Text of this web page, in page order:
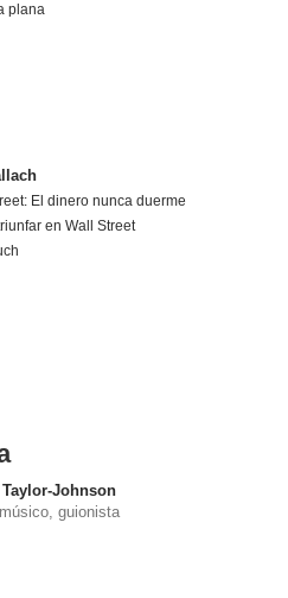
plana
El dinero nunca duerme
en Wall Street
Johnson
guionista